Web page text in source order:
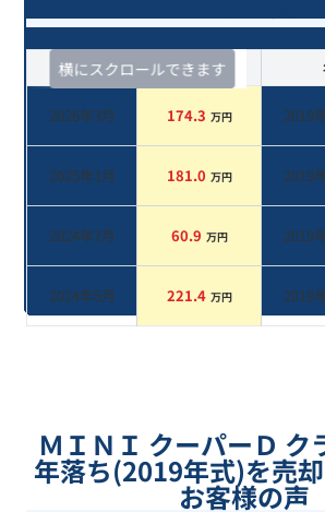
横にスクロールできます
査定時期 セルカ実績
2026年3月 174.3 万円 2019
2025年1月 181.0 万円 2019
2024年7月 60.9 万円 2019
2024年5月 221.4 万円 2019
ＭＩＮＩ クーパーＤ ク
年落ち(2019年式)を売
お客様の声